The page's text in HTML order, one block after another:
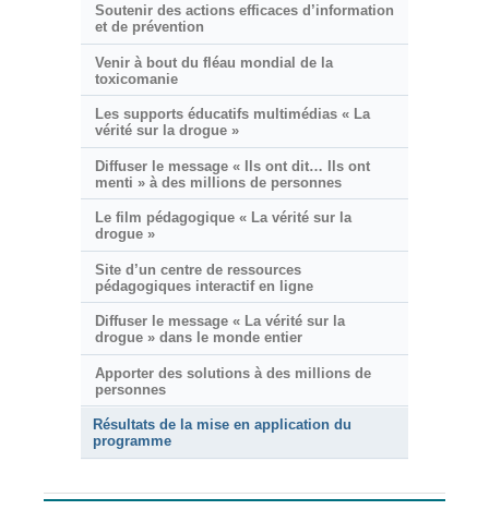
Soutenir des actions efficaces d’information
et de prévention
Venir à bout du fléau mondial de la
toxicomanie
Les supports éducatifs multimédias « La
vérité sur la drogue »
Diffuser le message « Ils ont dit… Ils ont
menti » à des millions de personnes
Le film pédagogique « La vérité sur la
drogue »
Site d’un centre de ressources
pédagogiques interactif en ligne
Diffuser le message « La vérité sur la
drogue » dans le monde entier
Apporter des solutions à des millions de
personnes
Résultats de la mise en application du
programme